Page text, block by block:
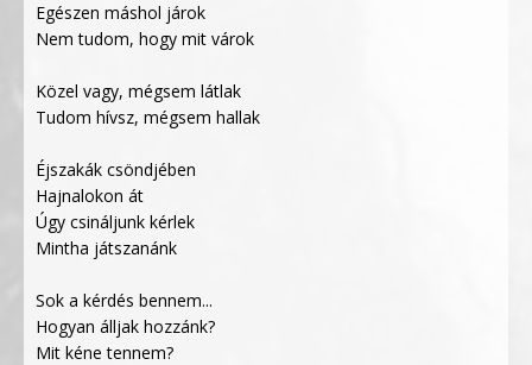
Egészen máshol járok
Nem tudom, hogy mit várok
Közel vagy, mégsem látlak
Tudom hívsz, mégsem hallak
Éjszakák csöndjében
Hajnalokon át
Úgy csináljunk kérlek
Mintha játszanánk
Sok a kérdés bennem...
Hogyan álljak hozzánk?
Mit kéne tennem?